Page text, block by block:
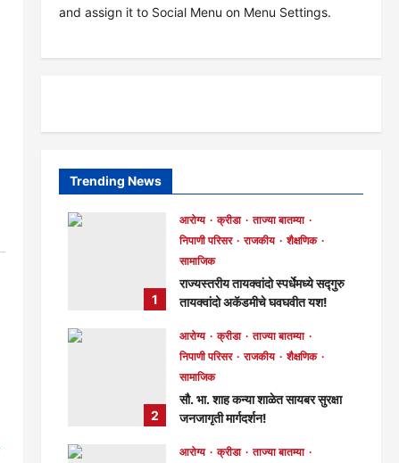
and assign it to Social Menu on Menu Settings.
Trending News
1
आरोग्य क्रीडा
ताज्या बातम्या
निपाणी परिसर
राजकीय
शैक्षणिक
सामाजिक
राज्यस्तरीय तायक्वांदो स्पर्धेमध्ये सद्गुरु
तायक्वांदो अकॅडमीचे घवघवीत यश!
73
2
आरोग्य क्रीडा
ताज्या बातम्या
निपाणी परिसर
राजकीय
शैक्षणिक
सामाजिक
सौ. भा. शाह कन्या शाळेत सायबर सुरक्षा
जनजागृती मार्गदर्शन!
100
आरोग्य क्रीडा
ताज्या बातम्या